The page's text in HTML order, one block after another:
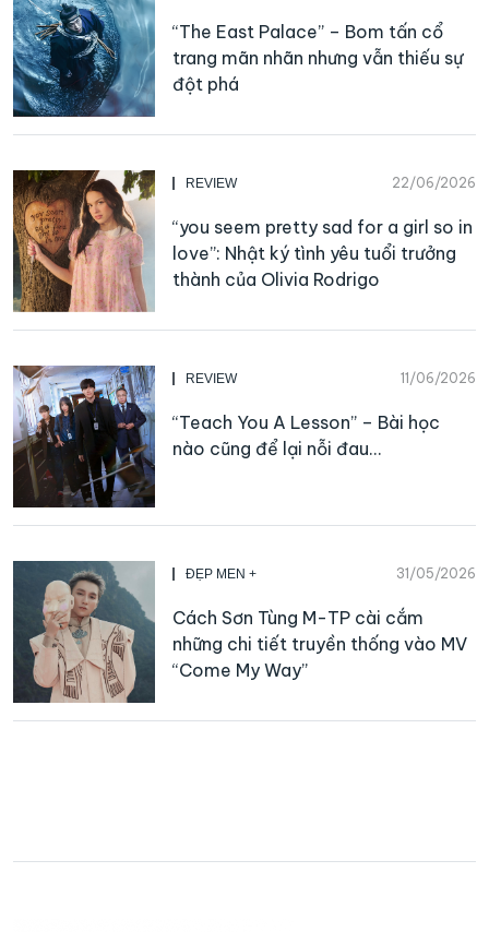
“The East Palace” – Bom tấn cổ
trang mãn nhãn nhưng vẫn thiếu sự
đột phá
REVIEW 22/06/2026
“you seem pretty sad for a girl so in
love”: Nhật ký tình yêu tuổi trưởng
thành của Olivia Rodrigo
REVIEW 11/06/2026
“Teach You A Lesson” – Bài học
nào cũng để lại nỗi đau…
ĐẸP MEN + 31/05/2026
Cách Sơn Tùng M-TP cài cắm
những chi tiết truyền thống vào MV
“Come My Way”